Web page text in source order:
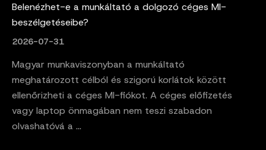
Belenézhet-e a munkáltató a dolgozó céges MI-
beszélgetéseibe?
2026-07-31
Magyar munkaviszonyban a munkáltató
meghatározott célból és szigorú korlátok között
ellenőrizheti a céges MI-fiókot. A céges előfizetés
vagy laptop önmagában nem teszi szabadon
olvashatóvá a ...